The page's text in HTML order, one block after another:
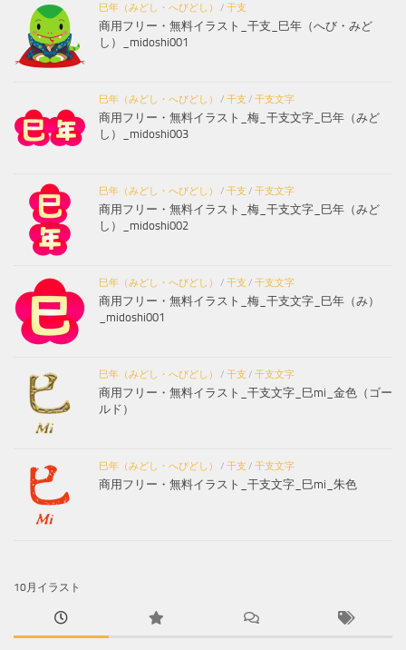
巳年（みどし・へびどし） / 干支
商用フリー・無料イラスト_干支_巳年（へび・みど
し）_midoshi001
巳年（みどし・へびどし） / 干支 / 干支文字
商用フリー・無料イラスト_梅_干支文字_巳年（みど
し）_midoshi003
巳年（みどし・へびどし） / 干支 / 干支文字
商用フリー・無料イラスト_梅_干支文字_巳年（みど
し）_midoshi002
巳年（みどし・へびどし） / 干支 / 干支文字
商用フリー・無料イラスト_梅_干支文字_巳年（み）
_midoshi001
巳年（みどし・へびどし） / 干支 / 干支文字
商用フリー・無料イラスト_干支文字_巳mi_金色（ゴー
ルド）
巳年（みどし・へびどし） / 干支 / 干支文字
商用フリー・無料イラスト_干支文字_巳mi_朱色
10月イラスト